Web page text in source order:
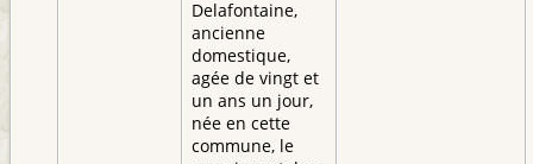
Delafontaine,
ancienne
domestique,
agée de vingt et
un ans un jour,
née en cette
commune, le